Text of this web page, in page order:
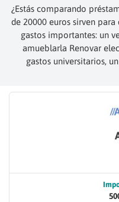
¿Estás comparando
de 20000 euros sirven
gastos importantes: un
amueblarla Renovar
gastos universitarios,